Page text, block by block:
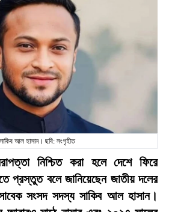
সাকিব আল হাসান। ছবি: সংগৃহীত
নিশ্চিত করা হলে দেশে ফিরে
প্রস্তুত বলে জানিয়েছেন জাতীয় দলের
সংসদ সদস্য সাকিব আল হাসান।